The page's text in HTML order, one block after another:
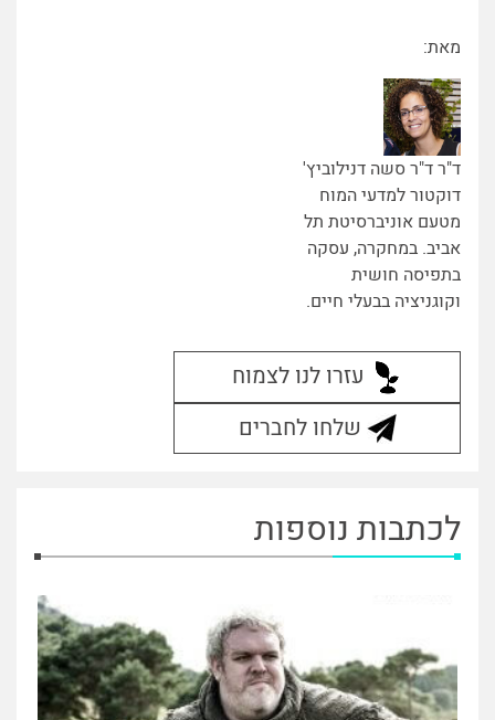
מאת:
ד"ר ד"ר סשה דנילוביץ'
דוקטור למדעי המוח
מטעם אוניברסיטת תל
אביב. במחקרה, עסקה
בתפיסה חושית
וקוגניציה בבעלי חיים.
עזרו לנו לצמוח
שלחו לחברים
לכתבות נוספות